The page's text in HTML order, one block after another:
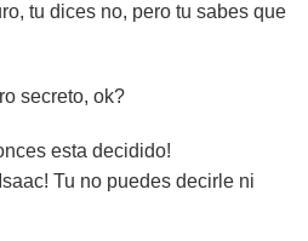
tu dices no, pero tu sabes que
secreto, ok?
esta decidido!
Tu no puedes decirle ni